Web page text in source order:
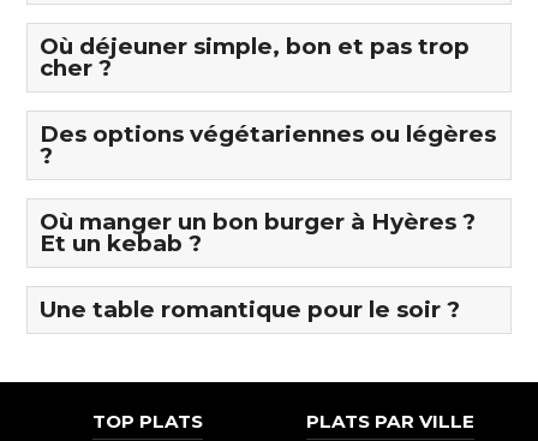
Où déjeuner simple, bon et pas trop
cher ?
Des options végétariennes ou légères
?
Où manger un bon burger à Hyères ?
Et un kebab ?
Une table romantique pour le soir ?
TOP PLATS PLATS PAR VILLE